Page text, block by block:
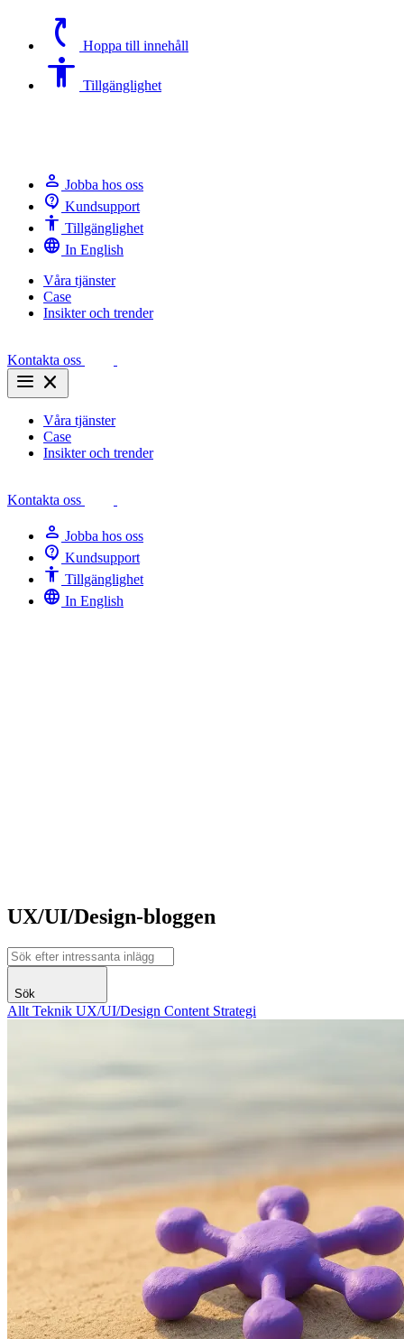
switch_access_shortcut Hoppa till innehåll
Accessibility Tillgänglighet
person Jobba hos oss
contact_support Kundsupport
Accessibility Tillgänglighet
language In English
Våra tjänster
Case
Insikter och trender
Kontakta oss
menu close
Våra tjänster
Case
Insikter och trender
Kontakta oss
person Jobba hos oss
contact_support Kundsupport
Accessibility Tillgänglighet
language In English
UX/UI/Design-bloggen
Sök
Allt Teknik UX/UI/Design Content Strategi